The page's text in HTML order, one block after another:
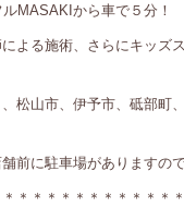
MASAKIから車で５分！
よる施術、さらにキッズ
松山市、伊予市、砥部町
前に駐車場がありますの
＊＊＊＊＊＊＊＊＊＊＊